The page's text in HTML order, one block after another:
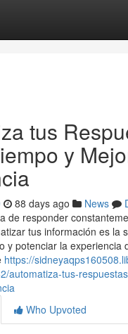
tus
y
88 days ago News
de responder
tus información es la
y potenciar la experiencia
https://
automatiza-tus-
Who Upvoted